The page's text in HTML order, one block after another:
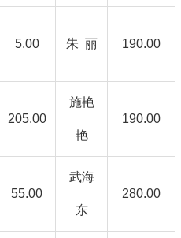
5.00 朱 丽 190.00
205.00
施艳
艳
190.00
55.00
武海
东
280.00